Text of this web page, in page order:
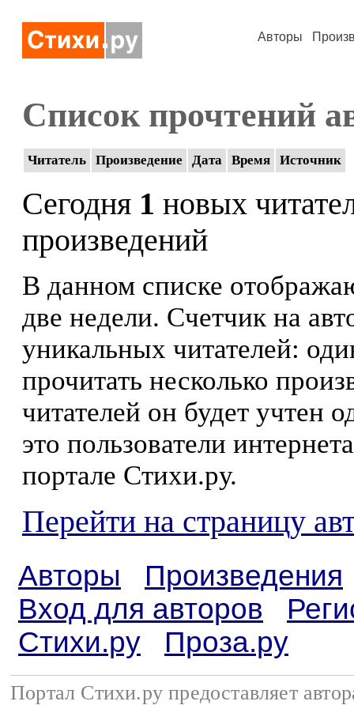
Авторы
Список прочтений
Читатель Произведение Дата Время Источник
Сегодня 1 новых
произведений
В данном списке
две недели. Счетчик на
уникальных читателей:
прочитать несколько
читателей он будет учтен
это пользователи
портале Стихи.ру.
Перейти на страницу
Авторы
Произведения
Вход для авторов
Стихи.ру
Проза.ру
Портал Стихи.ру предоставляет